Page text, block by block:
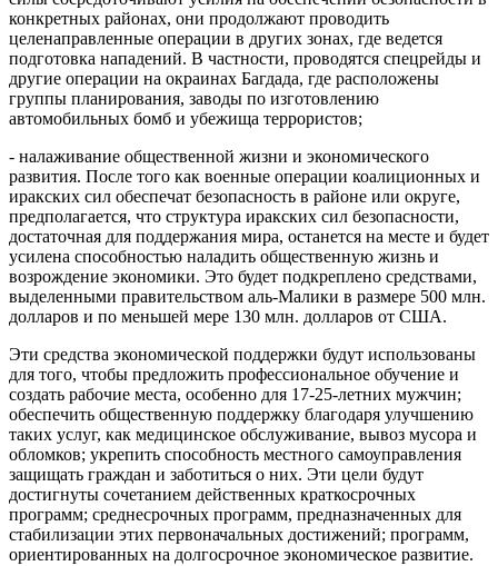
конкретных районах, они продолжают проводить
целенаправленные операции в других зонах, где ведется
подготовка нападений. В частности, проводятся спецрейды и
другие операции на окраинах Багдада, где расположены
группы планирования, заводы по изготовлению
автомобильных бомб и убежища террористов;
- налаживание общественной жизни и экономического
развития. После того как военные операции коалиционных и
иракских сил обеспечат безопасность в районе или округе,
предполагается, что структура иракских сил безопасности,
достаточная для поддержания мира, останется на месте и будет
усилена способностью наладить общественную жизнь и
возрождение экономики. Это будет подкреплено средствами,
выделенными правительством аль-Малики в размере 500 млн.
долларов и по меньшей мере 130 млн. долларов от США.
Эти средства экономической поддержки будут использованы
для того, чтобы предложить профессиональное обучение и
создать рабочие места, особенно для 17-25-летних мужчин;
обеспечить общественную поддержку благодаря улучшению
таких услуг, как медицинское обслуживание, вывоз мусора и
обломков; укрепить способность местного самоуправления
защищать граждан и заботиться о них. Эти цели будут
достигнуты сочетанием действенных краткосрочных
программ; среднесрочных программ, предназначенных для
стабилизации этих первоначальных достижений; программ,
ориентированных на долгосрочное экономическое развитие.